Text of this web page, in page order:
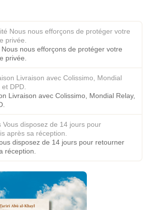
nous efforçons de protéger votre
privée.
Livraison avec Colissimo, Mondial Relay,
disposez de 14 jours pour retourner
réception.